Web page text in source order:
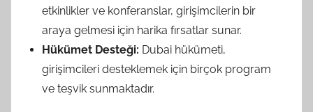
etkinlikler ve konferanslar, girişimcilerin bir
araya gelmesi için harika fırsatlar sunar.
Hükümet Desteği: Dubai hükümeti,
girişimcileri desteklemek için birçok program
ve teşvik sunmaktadır.